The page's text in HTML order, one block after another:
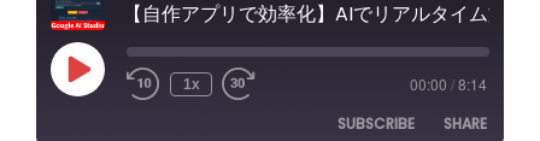
対
な
イ
ス
ャ
Play
Episode 1x 00:00 /8:14
SUBSCRIBE
SHARE